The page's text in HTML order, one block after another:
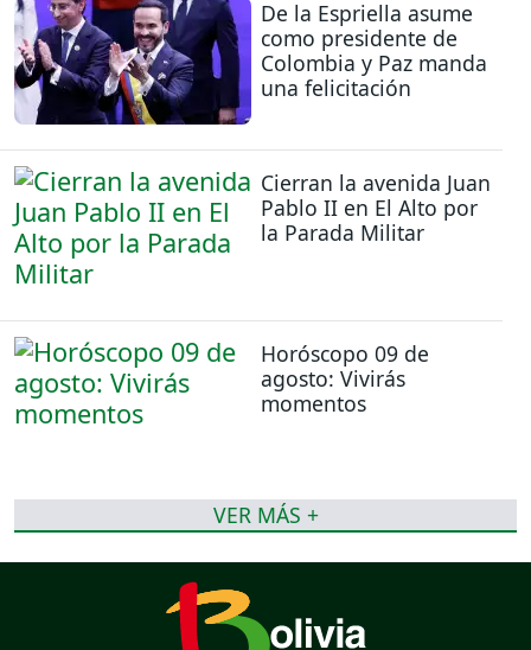
De la Espriella asume
como presidente de
Colombia y Paz manda
una felicitación
Cierran la avenida Juan
Pablo II en El Alto por
la Parada Militar
Horóscopo 09 de
agosto: Vivirás
momentos
VER MÁS +